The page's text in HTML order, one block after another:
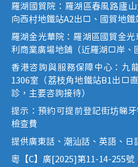
羅湖國貿院：羅湖區春風路廬
向西村地鐵站A2出口、國貿地鐵
羅湖金光華院：羅湖區國貿金
利商業廣場地鋪（近羅湖口岸、
香港咨詢與服務保障中心：九
1306室（荔枝角地鐵站B1出口
診，主要咨詢接待）
提示：預約可提前登記街坊睇
檢查費
提供廣東話、潮汕話、英語、日
粵【C】廣[2025]第11-14-255號